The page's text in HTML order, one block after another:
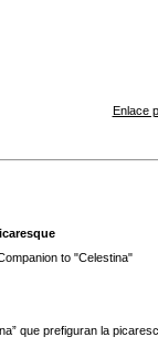
Enlace
to "Celestina"
que prefiguran la